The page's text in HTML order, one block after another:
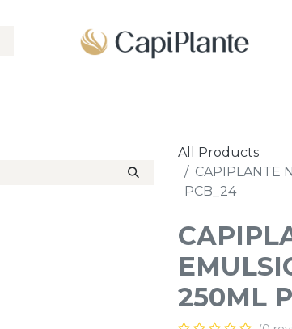
All Products
CAPIPLANTE
PCB_24
250ML